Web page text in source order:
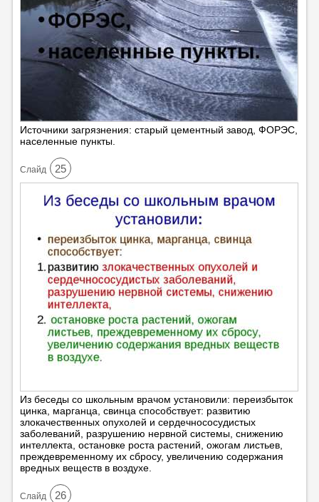
Источники загрязнения: старый цементный завод, ФОРЭС,
населенные пункты.
Cлайд 25
Из беседы со школьным врачом установили: переизбыток
цинка, марганца, свинца способствует: развитию
злокачественных опухолей и сердечнососудистых
заболеваний, разрушению нервной системы, снижению
интеллекта, остановке роста растений, ожогам листьев,
преждевременному их сбросу, увеличению содержания
вредных веществ в воздухе.
Cлайд 26